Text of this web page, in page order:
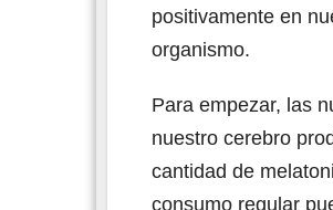
positivamente en
organismo.
Para empezar, las
nuestro cerebro
cantidad de
consumo regular